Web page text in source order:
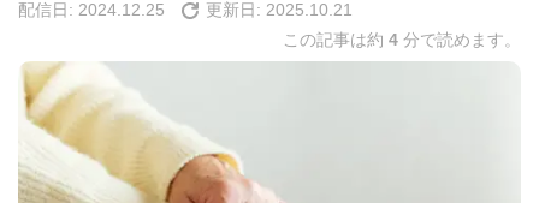
配信日: 2024.12.25 更新日: 2025.10.21
この記事は約 4 分で読めます。